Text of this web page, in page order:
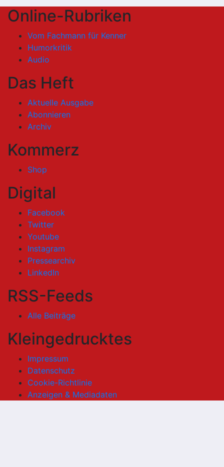
Online-Rubriken
Vom Fachmann für Kenner
Humorkritik
Audio
Das Heft
Aktuelle Ausgabe
Abonnieren
Archiv
Kommerz
Shop
Digital
Facebook
Twitter
Youtube
Instagram
Pressearchiv
LinkedIn
RSS-Feeds
Alle Beiträge
Kleingedrucktes
Impressum
Datenschutz
Cookie-Richtlinie
Anzeigen & Mediadaten